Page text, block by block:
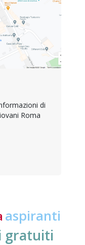
di
Roma
aspiranti
gratuiti